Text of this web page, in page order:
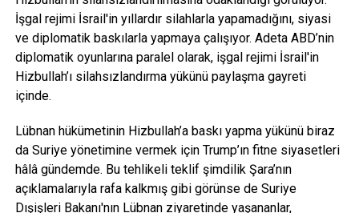
İşgal rejimi İsrail'in yıllardır silahlarla yapamadığını, siyasi
ve diplomatik baskılarla yapmaya çalışıyor. Adeta ABD’nin
diplomatik oyunlarına paralel olarak, işgal rejimi İsrail'in
Hizbullah’ı silahsızlandırma yükünü paylaşma gayreti
içinde.
Lübnan hükümetinin Hizbullah’a baskı yapma yükünü biraz
da Suriye yönetimine vermek için Trump’ın fitne siyasetleri
hâlâ gündemde. Bu tehlikeli teklif şimdilik Şara’nın
açıklamalarıyla rafa kalkmış gibi görünse de Suriye
Dışişleri Bakanı'nın Lübnan ziyaretinde yaşananlar,